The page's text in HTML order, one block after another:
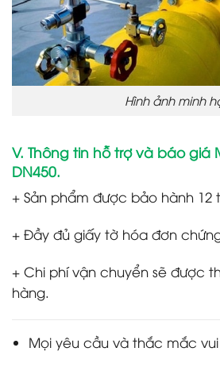
Hình ảnh minh
V. Thông tin hỗ trợ và báo
DN450.
+ Sản phẩm được bảo hành 12
+ Đầy đủ giấy tờ hóa đơn
+ Chi phí vận chuyển sẽ được
hàng.
Mọi yêu cầu và thắc mắc